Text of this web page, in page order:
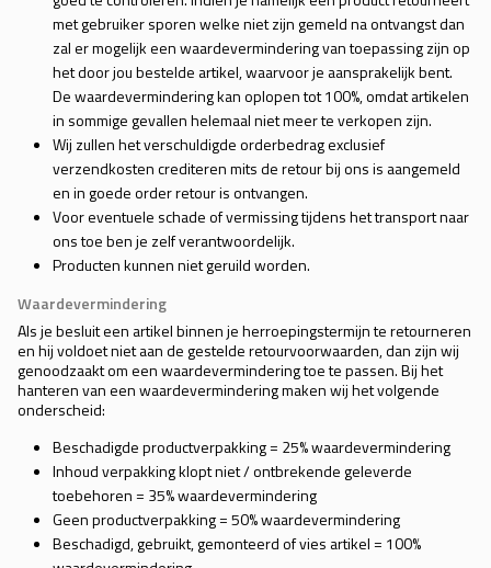
met gebruiker sporen welke niet zijn gemeld na ontvangst dan
zal er mogelijk een waardevermindering van toepassing zijn op
het door jou bestelde artikel, waarvoor je aansprakelijk bent.
De waardevermindering kan oplopen tot 100%, omdat artikelen
in sommige gevallen helemaal niet meer te verkopen zijn.
Wij zullen het verschuldigde orderbedrag exclusief
verzendkosten crediteren mits de retour bij ons is aangemeld
en in goede order retour is ontvangen.
Voor eventuele schade of vermissing tijdens het transport naar
ons toe ben je zelf verantwoordelijk.
Producten kunnen niet geruild worden.
Waardevermindering
Als je besluit een artikel binnen je herroepingstermijn te retourneren
en hij voldoet niet aan de gestelde retourvoorwaarden, dan zijn wij
genoodzaakt om een waardevermindering toe te passen. Bij het
hanteren van een waardevermindering maken wij het volgende
onderscheid:
Beschadigde productverpakking = 25% waardevermindering
Inhoud verpakking klopt niet / ontbrekende geleverde
toebehoren = 35% waardevermindering
Geen productverpakking = 50% waardevermindering
Beschadigd, gebruikt, gemonteerd of vies artikel = 100%